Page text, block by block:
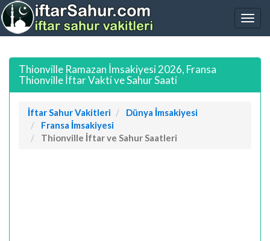
Thionville Ramazan İmsakiyesi 2026, Fransa
Thionville İftar Vakti ve Sahur Saati
İftar Sahur Vakitleri
Dünya İmsakiyesi
Fransa İmsakiyesi
Thionville İftar ve Sahur Saatleri